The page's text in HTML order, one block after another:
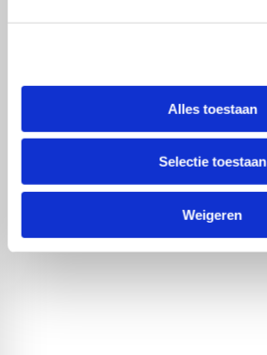
Alles toestaan
Selectie toestaan
Weigeren